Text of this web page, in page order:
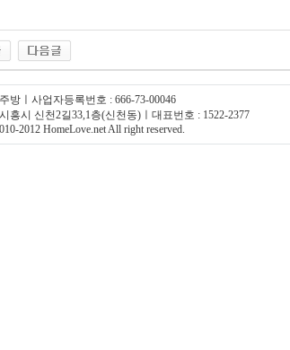
방ㅣ사업자등록번호 : 666-73-00046
흥시 신천2길33,1층(신천동)ㅣ대표번호 : 1522-2377
2012 HomeLove.net All right reserved.